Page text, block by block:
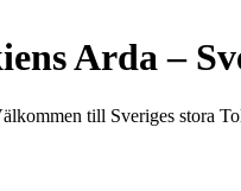
Arda –
till Sveriges stora